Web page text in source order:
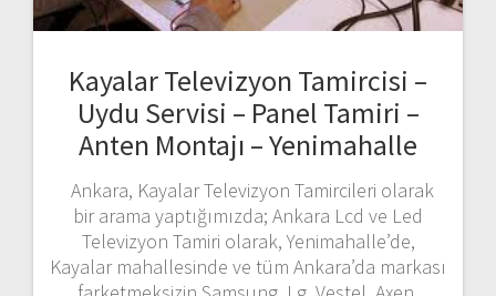
Kayalar Televizyon Tamircisi –
Uydu Servisi – Panel Tamiri –
Anten Montajı – Yenimahalle
Ankara, Kayalar Televizyon Tamircileri olarak
bir arama yaptığımızda; Ankara Lcd ve Led
Televizyon Tamiri olarak, Yenimahalle’de,
Kayalar mahallesinde ve tüm Ankara’da markası